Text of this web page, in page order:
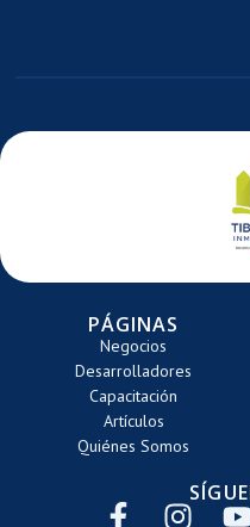
PÁGINAS
Negocios
Desarrolladores
Capacitación
Artículos
Quiénes Somos